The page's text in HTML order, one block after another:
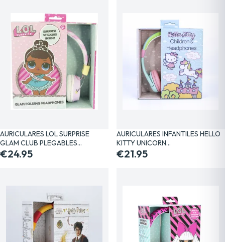
AURICULARES LOL SURPRISE
GLAM CLUB PLEGABLES…
€24.95
AURICULARES INFANTILES HELLO
KITTY UNICORN…
€21.95